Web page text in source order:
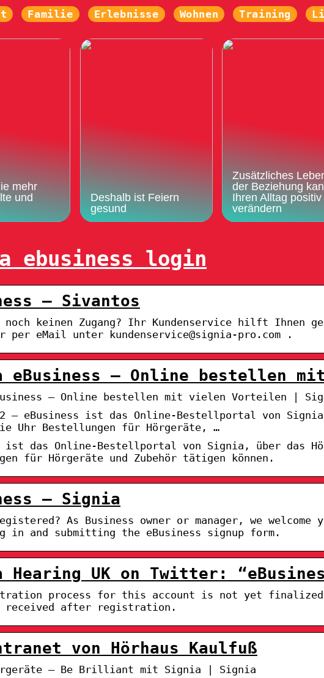
Familie Erlebnisse Wohnen Training
mehr
und
Deshalb ist Feiern
gesund
Zusätzliches
der Beziehung
Ihren Alltag positiv
verändern
ebusiness login
– Sivantos
noch keinen Zugang? Ihr Kundenservice hilft Ihnen
per eMail unter kundenservice@signia-pro.com .
eBusiness – Online bestellen
– Online bestellen mit vielen Vorteilen |
— eBusiness ist das Online-Bestellportal von
Uhr Bestellungen für Hörgeräte, …
ist das Online-Bestellportal von Signia, über das
für Hörgeräte und Zubehör tätigen können.
– Signia
As Business owner or manager, we
and submitting the eBusiness signup form.
Hearing UK on Twitter:
process for this account is not yet
received after registration.
von Hörhaus Kaulfuß
– Be Brilliant mit Signia | Signia